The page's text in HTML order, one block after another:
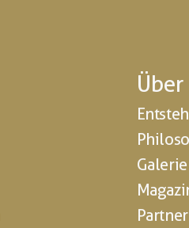
Galerie
Partner